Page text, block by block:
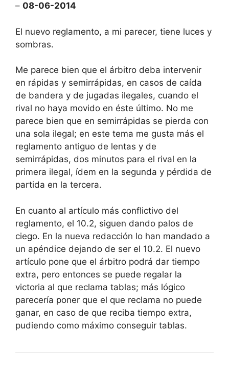
– 08-06-2014
El nuevo reglamento, a mi parecer, tiene luces y
sombras.
Me parece bien que el árbitro deba intervenir
en rápidas y semirrápidas, en casos de caída
de bandera y de jugadas ilegales, cuando el
rival no haya movido en éste último. No me
parece bien que en semirrápidas se pierda con
una sola ilegal; en este tema me gusta más el
reglamento antiguo de lentas y de
semirrápidas, dos minutos para el rival en la
primera ilegal, ídem en la segunda y pérdida de
partida en la tercera.
En cuanto al artículo más conflictivo del
reglamento, el 10.2, siguen dando palos de
ciego. En la nueva redacción lo han mandado a
un apéndice dejando de ser el 10.2. El nuevo
artículo pone que el árbitro podrá dar tiempo
extra, pero entonces se puede regalar la
victoria al que reclama tablas; más lógico
parecería poner que el que reclama no puede
ganar, en caso de que reciba tiempo extra,
pudiendo como máximo conseguir tablas.